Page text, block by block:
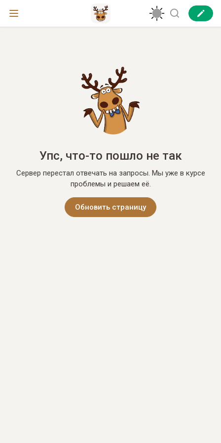
Упс, что-то пошло не так
Сервер перестал отвечать на запросы. Мы уже в курсе
проблемы и решаем её.
Обновить страницу